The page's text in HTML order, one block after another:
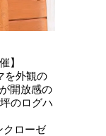
】
を外観の
開放感の
のログハ
クローゼ